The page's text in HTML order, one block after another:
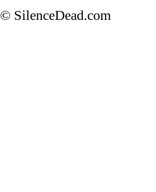
© SilenceDead.com